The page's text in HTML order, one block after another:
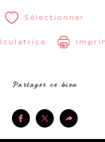
Sélectionner
Partager ce bien